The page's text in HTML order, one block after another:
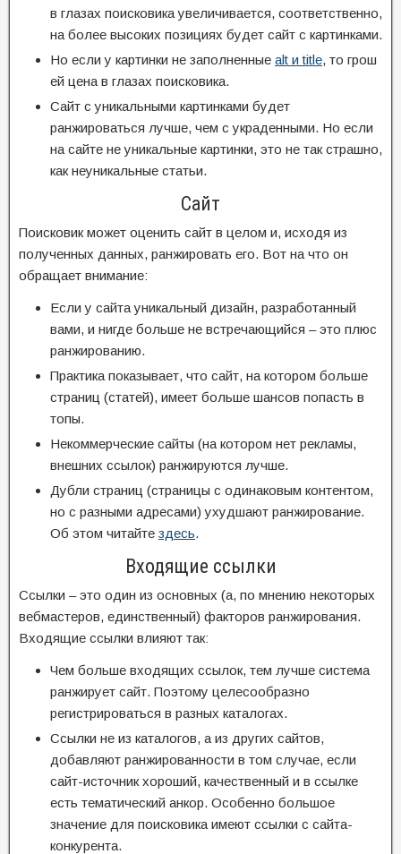
в глазах поисковика увеличивается, соответственно,
на более высоких позициях будет сайт с картинками.
Но если у картинки не заполненные alt и title, то грош
ей цена в глазах поисковика.
Сайт с уникальными картинками будет
ранжироваться лучше, чем с украденными. Но если
на сайте не уникальные картинки, это не так страшно,
как неуникальные статьи.
Сайт
Поисковик может оценить сайт в целом и, исходя из
полученных данных, ранжировать его. Вот на что он
обращает внимание:
Если у сайта уникальный дизайн, разработанный
вами, и нигде больше не встречающийся – это плюс
ранжированию.
Практика показывает, что сайт, на котором больше
страниц (статей), имеет больше шансов попасть в
топы.
Некоммерческие сайты (на котором нет рекламы,
внешних ссылок) ранжируются лучше.
Дубли страниц (страницы с одинаковым контентом,
но с разными адресами) ухудшают ранжирование.
Об этом читайте здесь.
Входящие ссылки
Ссылки – это один из основных (а, по мнению некоторых
вебмастеров, единственный) факторов ранжирования.
Входящие ссылки влияют так:
Чем больше входящих ссылок, тем лучше система
ранжирует сайт. Поэтому целесообразно
регистрироваться в разных каталогах.
Ссылки не из каталогов, а из других сайтов,
добавляют ранжированности в том случае, если
сайт-источник хороший, качественный и в ссылке
есть тематический анкор. Особенно большое
значение для поисковика имеют ссылки с сайта-
конкурента.